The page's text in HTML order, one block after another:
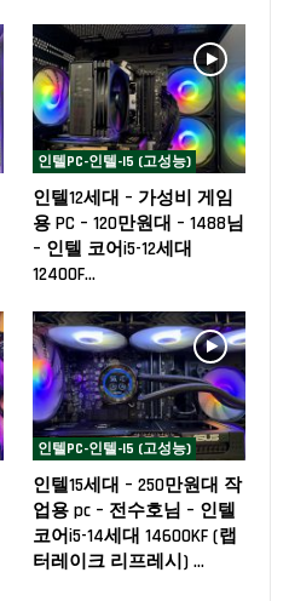
인텔PC-인텔-I5 (고성능)
인텔12세대 – 가성비 게임
용 PC – 120만원대 – 1488님
– 인텔 코어i5-12세대
12400F…
인텔PC-인텔-I5 (고성능)
인텔15세대 – 250만원대 작
업용 pc – 전수호님 – 인텔
코어i5-14세대 14600KF (랩
터레이크 리프레시) …